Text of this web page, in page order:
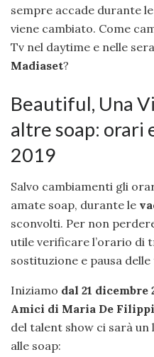
sempre accade durante
viene cambiato. Come
Tv nel daytime e nelle
Madiaset?
Beautiful, Una
altre soap: orari
2019
Salvo cambiamenti gli
amate soap, durante le
sconvolti. Per non
utile verificare l’orario di
sostituzione e pausa delle
Iniziamo dal 21 dicembre
Amici di Maria De Filippi
del talent show ci sarà
alle soap: